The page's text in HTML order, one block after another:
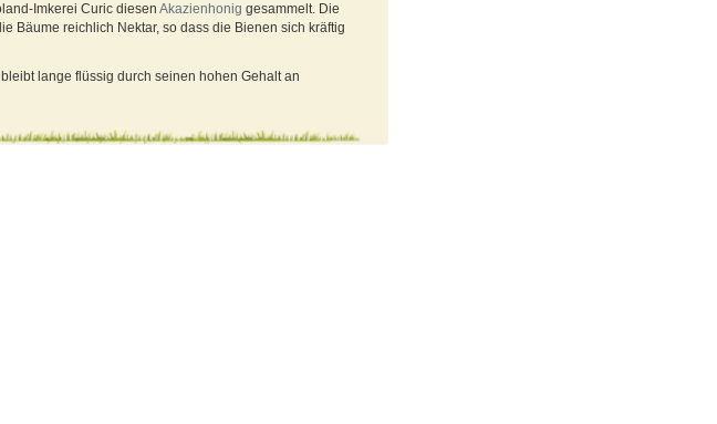
Imkerei Curic diesen Akazienhonig gesammelt. Die
Bäume reichlich Nektar, so dass die Bienen sich kräftig
lange flüssig durch seinen hohen Gehalt an